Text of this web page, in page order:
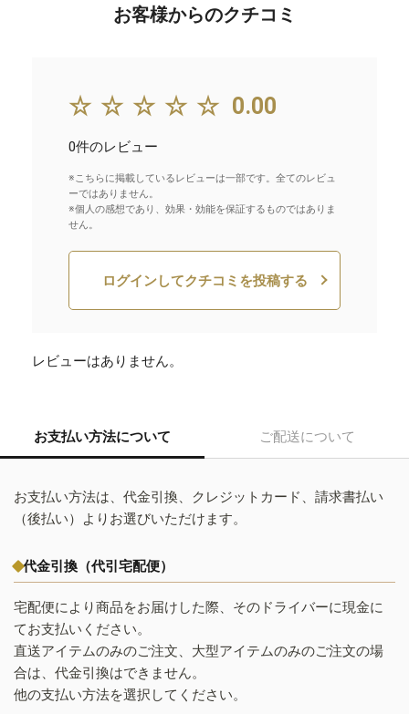
お客様からのクチコミ
☆☆☆☆☆ 0.00
0件のレビュー
※こちらに掲載しているレビューは一部です。全てのレビュ
ーではありません。
※個人の感想であり、効果・効能を保証するものではありま
せん。
ログインしてクチコミを投稿する
レビューはありません。
お支払い方法について ご配送について
お支払い方法は、代金引換、クレジットカード、請求書払い
（後払い）よりお選びいただけます。
代金引換（代引宅配便）
宅配便により商品をお届けした際、そのドライバーに現金に
てお支払いください。
直送アイテムのみのご注文、大型アイテムのみのご注文の場
合は、代金引換はできません。
他の支払い方法を選択してください。